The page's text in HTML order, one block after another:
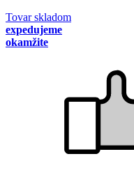
Tovar skladom
expedujeme
okamžite